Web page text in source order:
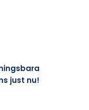
just nu!